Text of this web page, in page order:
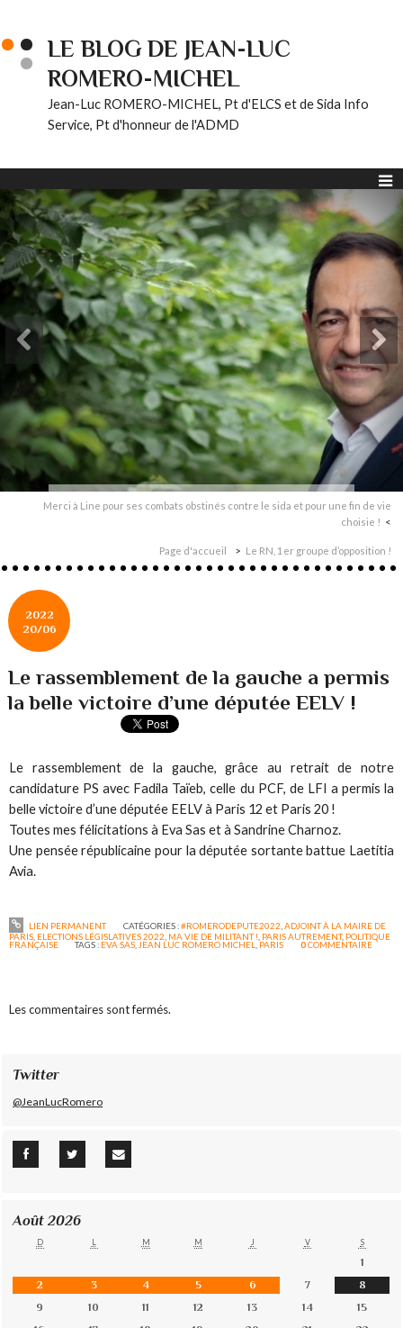
LE BLOG DE JEAN-LUC
ROMERO-MICHEL
Jean-Luc ROMERO-MICHEL, Pt d'ELCS et de Sida Info
Service, Pt d'honneur de l'ADMD
Merci à Line pour ses combats obstinés contre le sida et pour une fin de vie
choisie !
Page d'accueil Le RN, 1er groupe d’opposition !
2022
20/06
Le rassemblement de la gauche a permis
la belle victoire d’une députée EELV !
Le rassemblement de la gauche, grâce au retrait de notre
candidature PS avec Fadila Taïeb, celle du PCF, de LFI a permis la
belle victoire d’une députée EELV à Paris 12 et Paris 20 !
Toutes mes félicitations à Eva Sas et à Sandrine Charnoz.
Une pensée républicaine pour la députée sortante battue Laetitia
Avia.
LIEN PERMANENT CATÉGORIES :#ROMERODEPUTE2022 ADJOINT À LA MAIRE DE
PARIS ELECTIONS LÉGISLATIVES 2022 MA VIE DE MILITANT ! PARIS AUTREMENT, POLITIQUE
FRANÇAISE TAGS : EVA SAS JEAN LUC ROMERO MICHEL ,PARIS 0COMMENTAIRE
Les commentaires sont fermés.
Twitter
@JeanLucRomero
Août 2026
D L M M J V S
1
2
3 4 5 6 7
8
9
10 11 12 13 14
15